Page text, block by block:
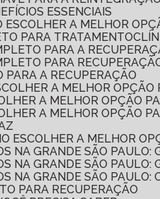
ESSENCIAIS
ESCOLHER A MELHOR
PARA TRATAMENTO
PARA A
PARA
PARA A RECUPERAÇÃO
A MELHOR
A MELHOR OPÇÃO
A MELHOR OPÇÃO
ESCOLHER A MELHOR
NA GRANDE SÃO PAULO:
NA GRANDE SÃO PAULO:
NA GRANDE SÃO PAULO:
PARA RECUPERAÇÃO